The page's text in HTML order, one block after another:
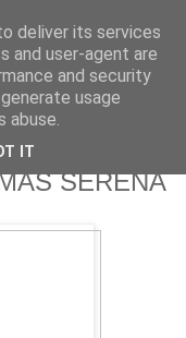
VISTA BATRACIO
SERENA
deliver its services
and user-agent are
and security
usage
abuse.
IT